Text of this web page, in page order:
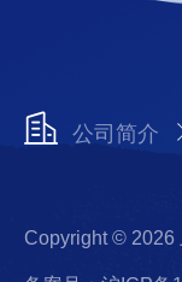
公司简介
Copyright © 2026